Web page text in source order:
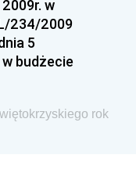
i
w
234/2009
5
budżecie
rok